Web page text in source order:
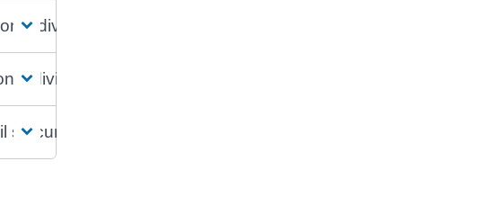
individuelle ?
individuelle ?
cumuler avec d'autres dispositifs ?